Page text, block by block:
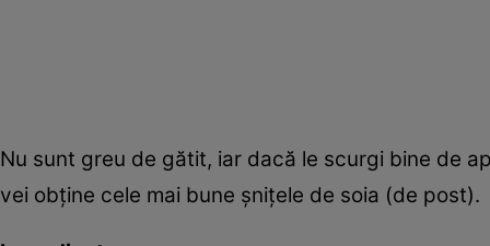
Nu sunt greu de gătit, iar dacă le scurgi bine de
vei obţine cele mai bune şniţele de soia (de post).